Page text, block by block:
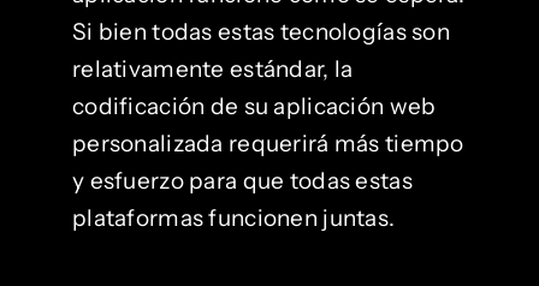
Si bien todas estas tecnologías son
relativamente estándar, la
codificación de su aplicación web
personalizada requerirá más tiempo
y esfuerzo para que todas estas
plataformas funcionen juntas.